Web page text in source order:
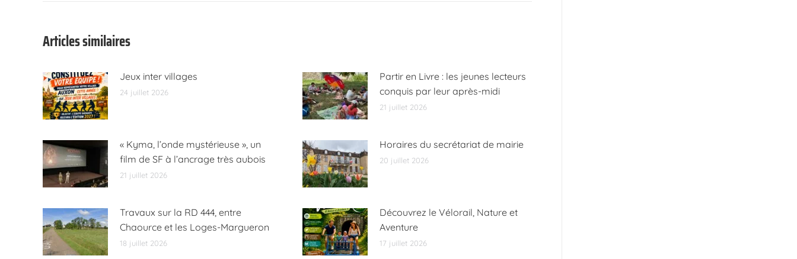
Articles similaires
Jeux inter villages
24 juillet 2026
Partir en Livre : les jeunes lecteurs
conquis par leur après-midi
21 juillet 2026
« Kyma, l’onde mystérieuse », un
film de SF à l’ancrage très aubois
21 juillet 2026
Horaires du secrétariat de mairie
20 juillet 2026
Travaux sur la RD 444, entre
Chaource et les Loges-Margueron
18 juillet 2026
Découvrez le Vélorail, Nature et
Aventure
17 juillet 2026